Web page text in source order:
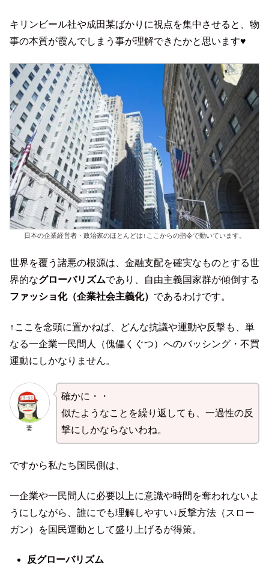
キリンビール社や成田某ばかりに視点を集中させると、物
事の本質が霞んでしまう事が理解できたかと思います♥
日本の企業経営者・政治家のほとんどは↑ここからの指令で動いています。
世界を覆う諸悪の根源は、金融支配を確実なものとする世
界的なグローバリズムであり、自由主義国家群が傾倒する
ファッショ化（企業社会主義化） であるわけです。
↑ここを念頭に置かねば、どんな抗議や運動や反撃も、単
なる一企業一民間人（傀儡くぐつ）へのバッシング・不買
運動にしかなりません。
妻
確かに・・
似たようなことを繰り返しても、一過性の反
撃にしかならないわね。
ですから私たち国民側は、
一企業や一民間人に必要以上に意識や時間を奪われないよ
うにしながら、誰にでも理解しやすい↓反撃方法（スロー
ガン）を国民運動として盛り上げるが得策。
反グローバリズム